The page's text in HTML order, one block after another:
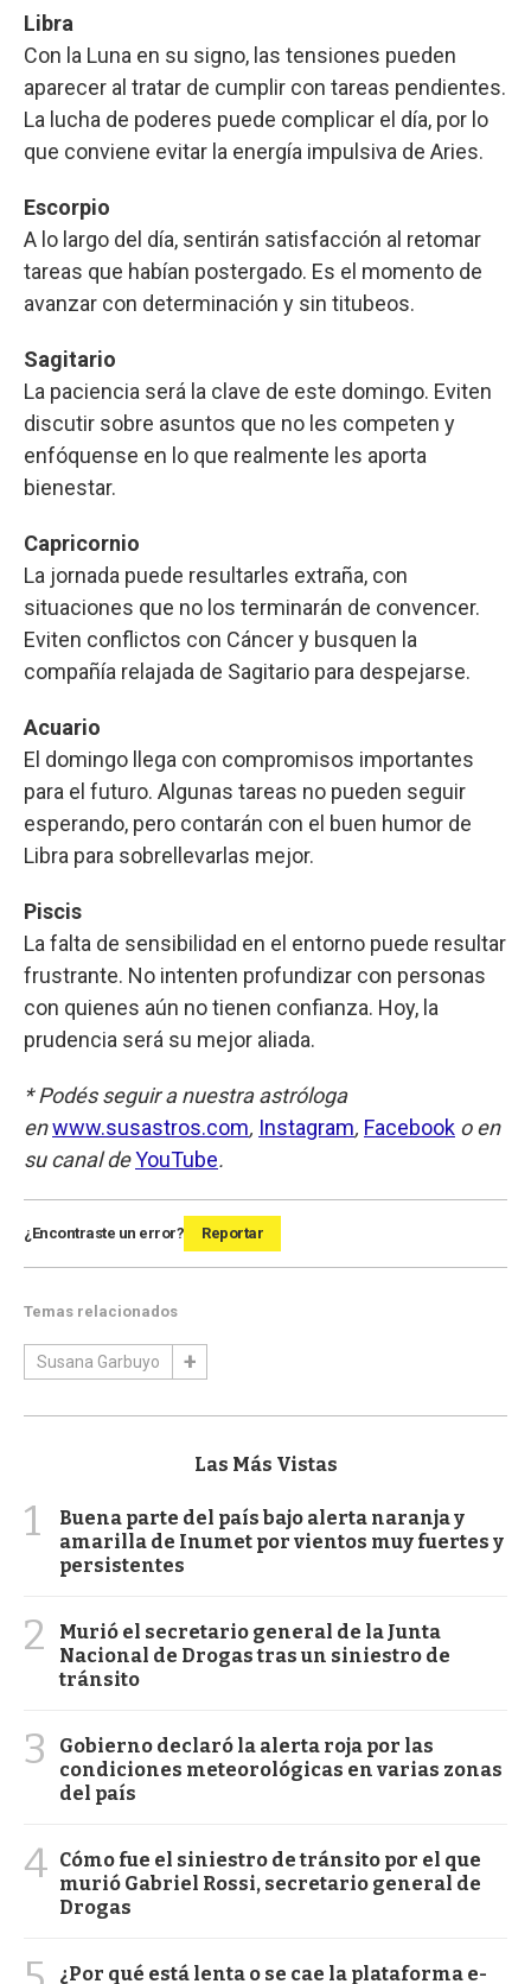
Libra
Con la Luna en su signo, las tensiones pueden
aparecer al tratar de cumplir con tareas pendientes.
La lucha de poderes puede complicar el día, por lo
que conviene evitar la energía impulsiva de Aries.
Escorpio
A lo largo del día, sentirán satisfacción al retomar
tareas que habían postergado. Es el momento de
avanzar con determinación y sin titubeos.
Sagitario
La paciencia será la clave de este domingo. Eviten
discutir sobre asuntos que no les competen y
enfóquense en lo que realmente les aporta
bienestar.
Capricornio
La jornada puede resultarles extraña, con
situaciones que no los terminarán de convencer.
Eviten conflictos con Cáncer y busquen la
compañía relajada de Sagitario para despejarse.
Acuario
El domingo llega con compromisos importantes
para el futuro. Algunas tareas no pueden seguir
esperando, pero contarán con el buen humor de
Libra para sobrellevarlas mejor.
Piscis
La falta de sensibilidad en el entorno puede resultar
frustrante. No intenten profundizar con personas
con quienes aún no tienen confianza. Hoy, la
prudencia será su mejor aliada.
* Podés seguir a nuestra astróloga
enwww.susastros.com, Instagram, Facebook o en
su canal deYouTube.
¿Encontraste un error? Reportar
Temas relacionados
Susana Garbuyo
Las Más Vistas
1
Buena parte del país bajo alerta naranja y
amarilla de Inumet por vientos muy fuertes y
persistentes
2
Murió el secretario general de la Junta
Nacional de Drogas tras un siniestro de
tránsito
3
Gobierno declaró la alerta roja por las
condiciones meteorológicas en varias zonas
del país
4 Cómo fue el siniestro de tránsito por el que
murió Gabriel Rossi, secretario general de
Drogas
¿Por qué está lenta o se cae la plataforma e-